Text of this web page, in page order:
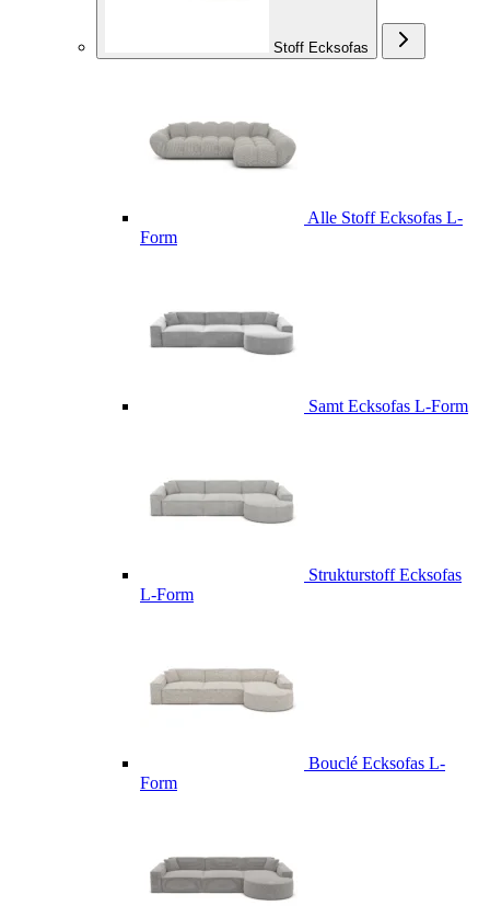
Stoff Ecksofas
Alle Stoff Ecksofas L-
Form
Samt Ecksofas L-Form
Strukturstoff Ecksofas
L-Form
Bouclé Ecksofas L-
Form